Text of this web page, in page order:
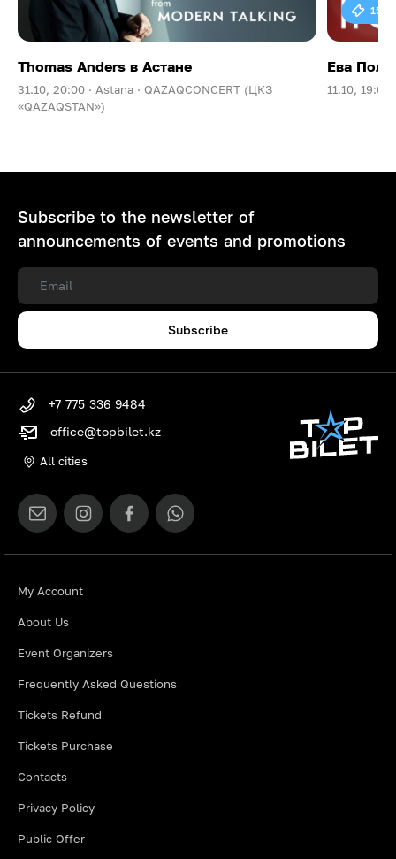
Thomas Anders в Астане
31.10, 20:00 · Astana · QAZAQCONCERT (ЦКЗ
«QAZAQSTAN»)
15
Ева
11.10, 19:00
Subscribe to the newsletter of
announcements of events and promotions
Subscribe
My Account
About Us
Event Organizers
Frequently Asked Questions
Tickets Refund
Tickets Purchase
Contacts
Privacy Policy
Public Offer
+7 775 336 9484
office@topbilet.kz
All cities